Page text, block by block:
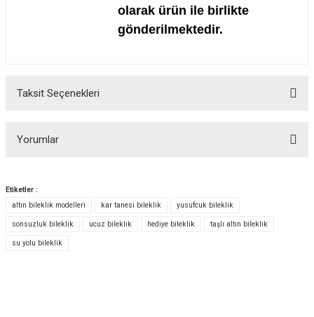
olarak ürün ile birlikte
gönderilmektedir.
Taksit Seçenekleri
Yorumlar
Bu ürüne ilk yorumu siz yapın!
Etiketler :
altın bileklik modelleri
kar tanesi bileklik yusufcuk bileklik
sonsuzluk bileklik ucuz bileklik hediye bileklik taşlı altın bileklik
su yolu bileklik